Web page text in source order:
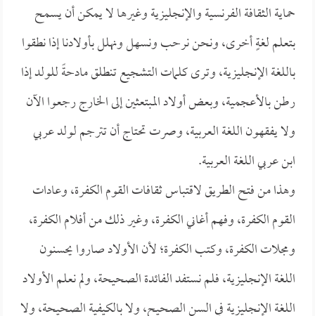
حماية الثقافة الفرنسية والإنجليزية وغيرها لا يمكن أن يسمح
بتعلم لغةٍ أخرى، ونحن نرحب ونسهل ونهلل بأولادنا إذا نطقوا
باللغة الإنجليزية، وترى كلمات التشجيع تنطلق مادحةً للولد إذا
رطن بالأعجمية، وبعض أولاد المبتعثين إلى الخارج رجعوا الآن
ولا يفقهون اللغة العربية، وصرت تحتاج أن تترجم لولد عربي
ابن عربي اللغة العربية.
وهذا من فتح الطريق لاقتباس ثقافات القوم الكفرة، وعادات
القوم الكفرة، وفهم أغاني الكفرة، وغير ذلك من أفلام الكفرة،
ومجلات الكفرة، وكتب الكفرة؛ لأن الأولاد صاروا يحسنون
اللغة الإنجليزية، فلم نستفد الفائدة الصحيحة، ولم نعلم الأولاد
اللغة الإنجليزية في السن الصحيح، ولا بالكيفية الصحيحة، ولا